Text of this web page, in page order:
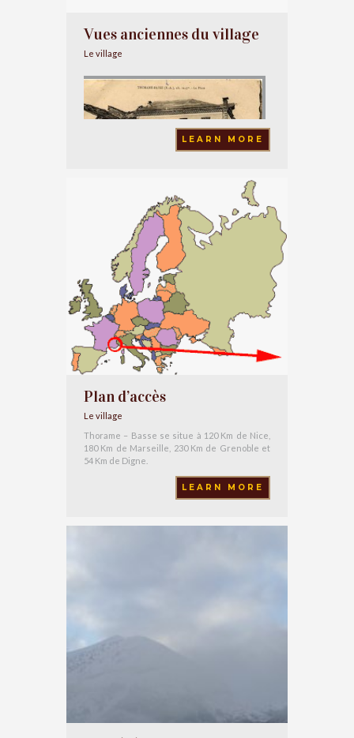
Vues anciennes du village
Le village
Des cartes postales anciennes qui retracent
l'histoire de la commune et de ses cinq
villages des années 1900 à nos jours…
LEARN MORE
Plan d’accès
Le village
Thorame – Basse se situe à 120 Km de Nice,
180 Km de Marseille, 230 Km de Grenoble et
54 Km de Digne.
LEARN MORE